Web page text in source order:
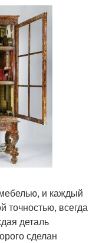
и каждый
точностью, всегда
деталь
сделан